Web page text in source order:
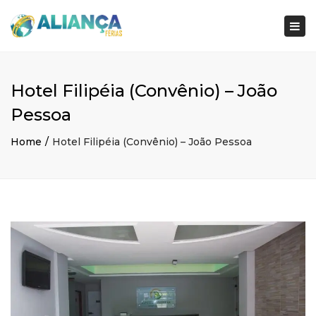
Hotel Filipéia (Convênio) – João
Pessoa
Home Hotel Filipéia (Convênio) – João Pessoa